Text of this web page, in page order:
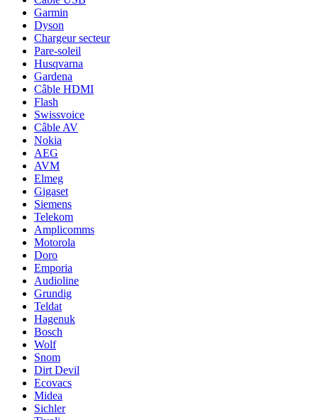
Garmin
Dyson
Chargeur secteur
Pare-soleil
Husqvarna
Gardena
Câble HDMI
Flash
Swissvoice
Câble AV
Nokia
AEG
AVM
Elmeg
Gigaset
Siemens
Telekom
Amplicomms
Motorola
Doro
Emporia
Audioline
Grundig
Teldat
Hagenuk
Bosch
Wolf
Snom
Dirt Devil
Ecovacs
Midea
Sichler